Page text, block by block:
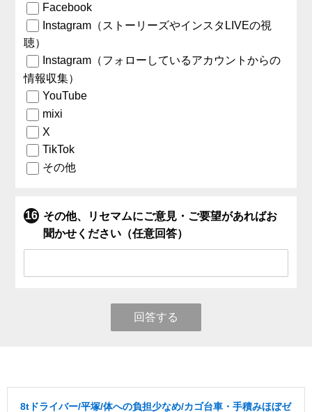
Facebook
Instagram（ストーリーズやインスタLIVEの視
聴）
Instagram（フォローしているアカウントからの
情報収集）
YouTube
mixi
X
TikTok
その他
その他、リセマムにご意見・ご要望があればお
聞かせください（任意回答）
回答する
8tドライバー/平塚/体への負担少なめ/カゴ台車・手積みほぼゼ